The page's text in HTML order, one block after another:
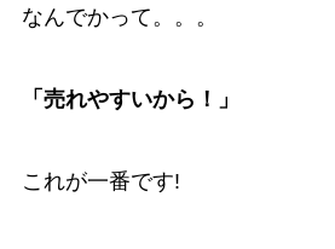
なんでかって。。。
「売れやすいから！」
これが一番です!